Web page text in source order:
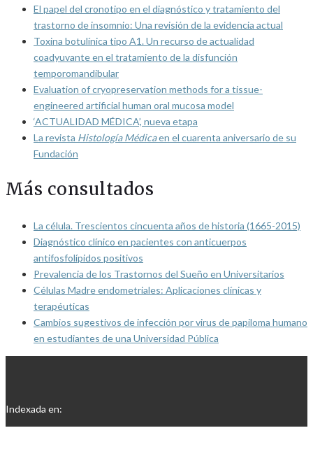
El papel del cronotipo en el diagnóstico y tratamiento del
trastorno de insomnio: Una revisión de la evidencia actual
Toxina botulínica tipo A1. Un recurso de actualidad
coadyuvante en el tratamiento de la disfunción
temporomandibular
Evaluation of cryopreservation methods for a tissue-
engineered artificial human oral mucosa model
‘ACTUALIDAD MÉDICA’, nueva etapa
La revista Histología Médicaen el cuarenta aniversario de su
Fundación
Más consultados
La célula. Trescientos cincuenta años de historia (1665-2015)
Diagnóstico clínico en pacientes con anticuerpos
antifosfolípidos positivos
Prevalencia de los Trastornos del Sueño en Universitarios
Células Madre endometriales: Aplicaciones clínicas y
terapéuticas
Cambios sugestivos de infección por virus de papiloma humano
en estudiantes de una Universidad Pública
Indexada en: